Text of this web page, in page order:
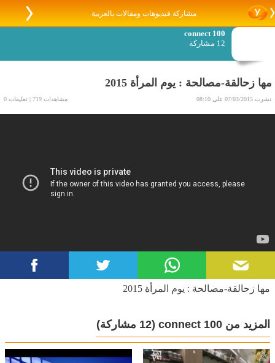
مشاركة فيديوهات ومقالات بالعربية
connect 100
12 مشاركة
مها زحالقة-مصالحة : يوم المرأة 2015
نشرت 07/03/2015 على 08:10 مشاهدات 719 | تعليقات 0
مها زحالقة-مصالحة : يوم المرأة 2015
المزيد من connect 100 (12 مشاركة)